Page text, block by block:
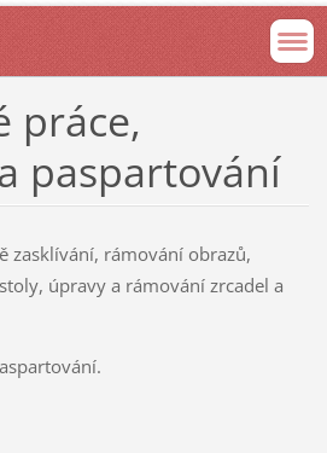
práce,
paspartování
zasklívání, rámování obrazů,
úpravy a rámování zrcadel a